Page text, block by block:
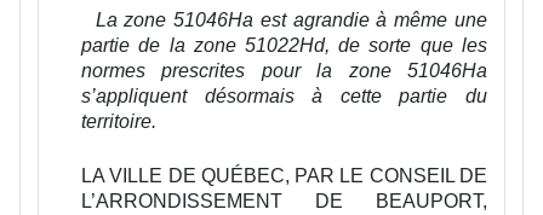
La zone 51046Ha est agrandie à même une
partie de la zone 51022Hd, de sorte que les
normes prescrites pour la zone 51046Ha
s’appliquent désormais à cette partie du
territoire.
LA VILLE DE QUÉBEC, PAR LE CONSEIL DE
L’ARRONDISSEMENT DE BEAUPORT,